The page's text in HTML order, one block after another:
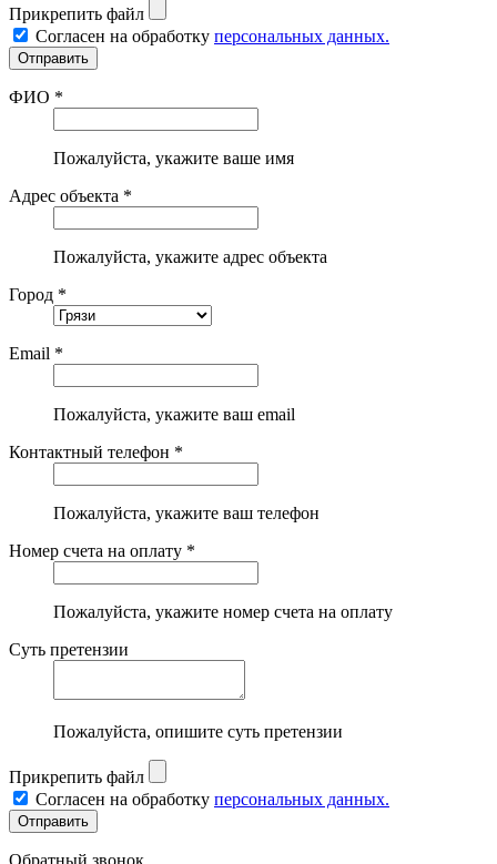
Прикрепить файл
Согласен на обработку персональных данных.
ФИО *
Пожалуйста, укажите ваше имя
Адрес объекта *
Пожалуйста, укажите адрес объекта
Город *
Email *
Пожалуйста, укажите ваш email
Контактный телефон *
Пожалуйста, укажите ваш телефон
Номер счета на оплату *
Пожалуйста, укажите номер счета на оплату
Суть претензии
Пожалуйста, опишите суть претензии
Прикрепить файл
Согласен на обработку персональных данных.
Обратный звонок